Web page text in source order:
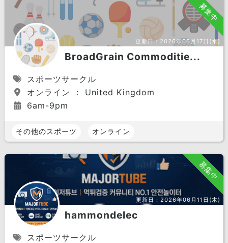
募集中
更新日：2026年06月17日(水)
BroadGrain Commoditie...
スポーツサークル
オンライン ： United Kingdom
6am-9pm
その他のスポーツ オンライン
募集中
更新日： 2026年06月11日(木)
hammondelec
スポーツサークル